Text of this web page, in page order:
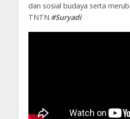
dan sosial budaya serta
TNTN.#Suryadi